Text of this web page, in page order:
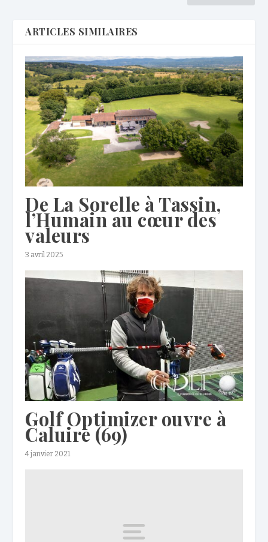
ARTICLES SIMILAIRES
De La Sorelle à Tassin,
l’Humain au cœur des
valeurs
3 avril 2025
Golf Optimizer ouvre à
Caluire (69)
4 janvier 2021